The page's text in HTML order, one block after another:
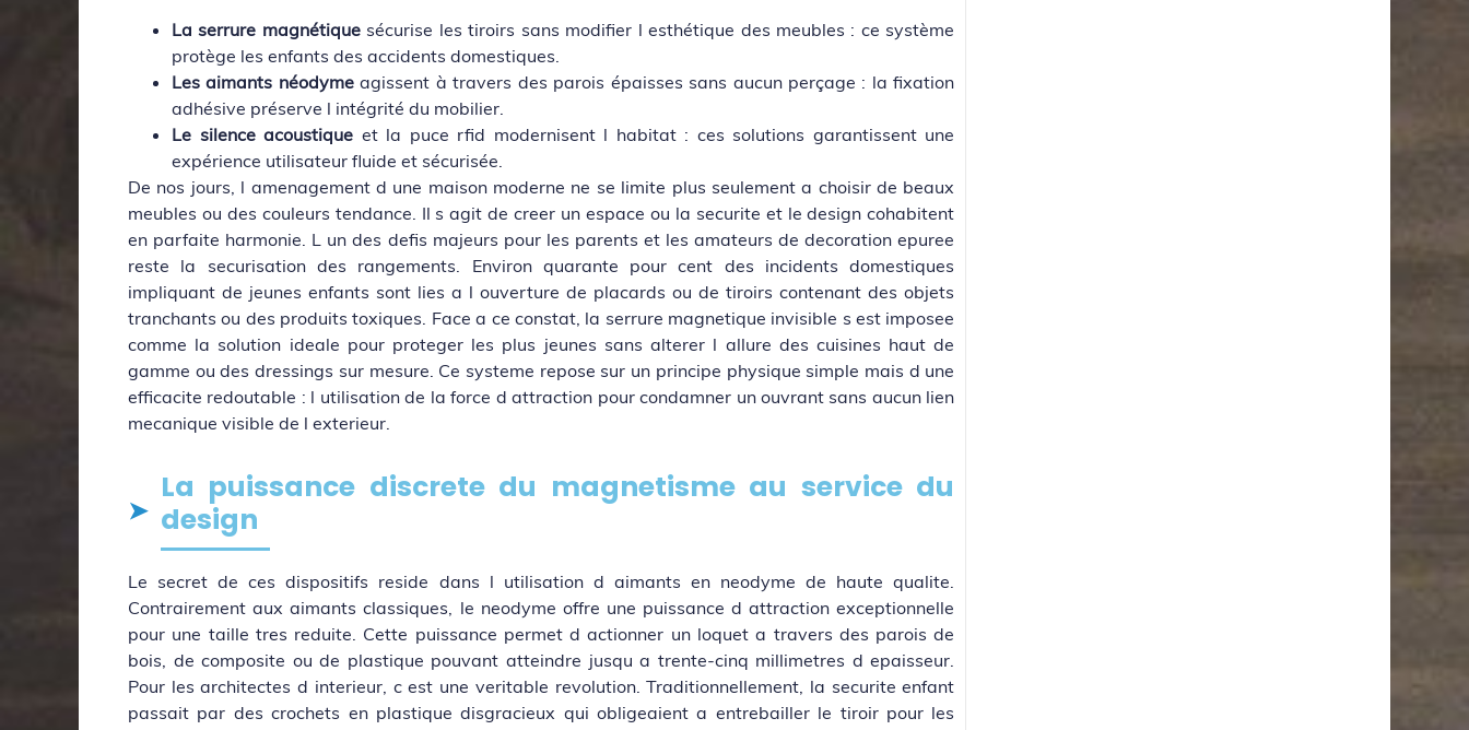
La serrure magnétiquesécurise les tiroirs sans modifier l esthétique des meubles : ce système
protège les enfants des accidents domestiques.
Les aimants néodymeagissent à travers des parois épaisses sans aucun perçage : la fixation
adhésive préserve l intégrité du mobilier.
Le silence acoustique et la puce rfid modernisent l habitat : ces solutions garantissent une
expérience utilisateur fluide et sécurisée.
De nos jours, l amenagement d une maison moderne ne se limite plus seulement a choisir de beaux
meubles ou des couleurs tendance. Il s agit de creer un espace ou la securite et le design cohabitent
en parfaite harmonie. L un des defis majeurs pour les parents et les amateurs de decoration epuree
reste la securisation des rangements. Environ quarante pour cent des incidents domestiques
impliquant de jeunes enfants sont lies a l ouverture de placards ou de tiroirs contenant des objets
tranchants ou des produits toxiques. Face a ce constat, la serrure magnetique invisible s est imposee
comme la solution ideale pour proteger les plus jeunes sans alterer l allure des cuisines haut de
gamme ou des dressings sur mesure. Ce systeme repose sur un principe physique simple mais d une
efficacite redoutable : l utilisation de la force d attraction pour condamner un ouvrant sans aucun lien
mecanique visible de l exterieur.
La puissance discrete du magnetisme au service du
design
Le secret de ces dispositifs reside dans l utilisation d aimants en neodyme de haute qualite.
Contrairement aux aimants classiques, le neodyme offre une puissance d attraction exceptionnelle
pour une taille tres reduite. Cette puissance permet d actionner un loquet a travers des parois de
bois, de composite ou de plastique pouvant atteindre jusqu a trente-cinq millimetres d epaisseur.
Pour les architectes d interieur, c est une veritable revolution. Traditionnellement, la securite enfant
passait par des crochets en plastique disgracieux qui obligeaient a entrebailler le tiroir pour les